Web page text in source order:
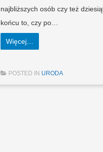
najbliższych osób czy też
końcu to, czy po…
Więcej…
POSTED IN URODA